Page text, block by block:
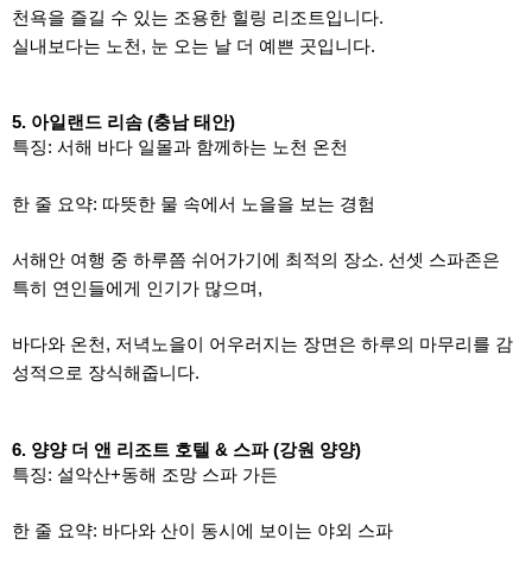
천욕을 즐길 수 있는 조용한 힐링 리조트입니다.
실내보다는 노천, 눈 오는 날 더 예쁜 곳입니다.
5. 아일랜드 리솜 (충남 태안)
특징: 서해 바다 일몰과 함께하는 노천 온천
한 줄 요약: 따뜻한 물 속에서 노을을 보는 경험
서해안 여행 중 하루쯤 쉬어가기에 최적의 장소. 선셋 스파존은
특히 연인들에게 인기가 많으며,
바다와 온천, 저녁노을이 어우러지는 장면은 하루의 마무리를 감
성적으로 장식해줍니다.
6. 양양 더 앤 리조트 호텔 & 스파 (강원 양양)
특징: 설악산+동해 조망 스파 가든
한 줄 요약: 바다와 산이 동시에 보이는 야외 스파